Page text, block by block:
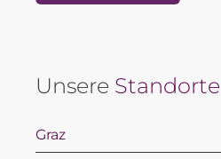
Unsere Standorte
Graz